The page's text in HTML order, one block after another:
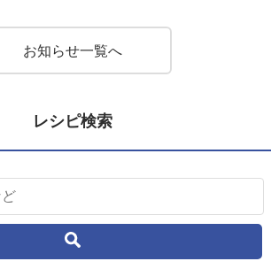
お知らせ一覧へ
レシピ検索